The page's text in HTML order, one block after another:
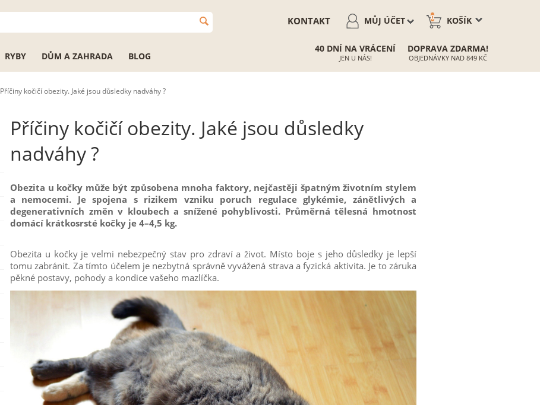
KOŠÍK
0
MŮJ ÚČET
KONTAKT
RYBY DŮM A ZAHRADA BLOG
40 DNÍ NA VRÁCENÍ
JEN U NÁS!
DOPRAVA ZDARMA!
OBJEDNÁVKY NAD 849 KČ
Příčiny kočičí obezity. Jaké jsou důsledky nadváhy ?
Příčiny kočičí obezity. Jaké jsou důsledky
nadváhy ?
Obezita u kočky může být způsobena mnoha faktory, nejčastěji špatným životním stylem
a nemocemi. Je spojena s rizikem vzniku poruch regulace glykémie, zánětlivých a
degenerativních změn v kloubech a snížené pohyblivosti. Průměrná tělesná hmotnost
domácí krátkosrsté kočky je 4–4,5 kg.
Obezita u kočky je velmi nebezpečný stav pro zdraví a život. Místo boje s jeho důsledky je lepší
tomu zabránit. Za tímto účelem je nezbytná správně vyvážená strava a fyzická aktivita. Je to záruka
pěkné postavy, pohody a kondice vašeho mazlíčka.